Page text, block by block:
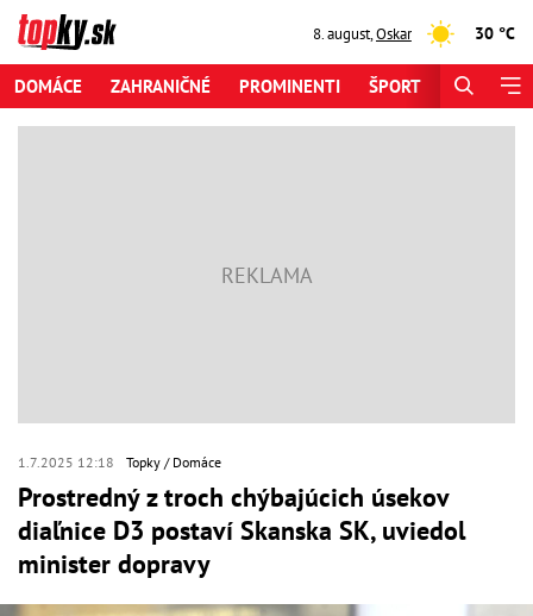
8. august,Oskar 30 °C
DOMÁCE ZAHRANIČNÉ PROMINENTI ŠPORT
1.7.2025 12:18 Topky Domáce
Prostredný z troch chýbajúcich úsekov
diaľnice D3 postaví Skanska SK, uviedol
minister dopravy